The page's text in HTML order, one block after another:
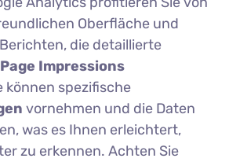
Oberfläche und
die detaillierte
Page Impressions
können spezifische
vornehmen und die Daten
was es Ihnen erleichtert,
zu erkennen. Achten Sie